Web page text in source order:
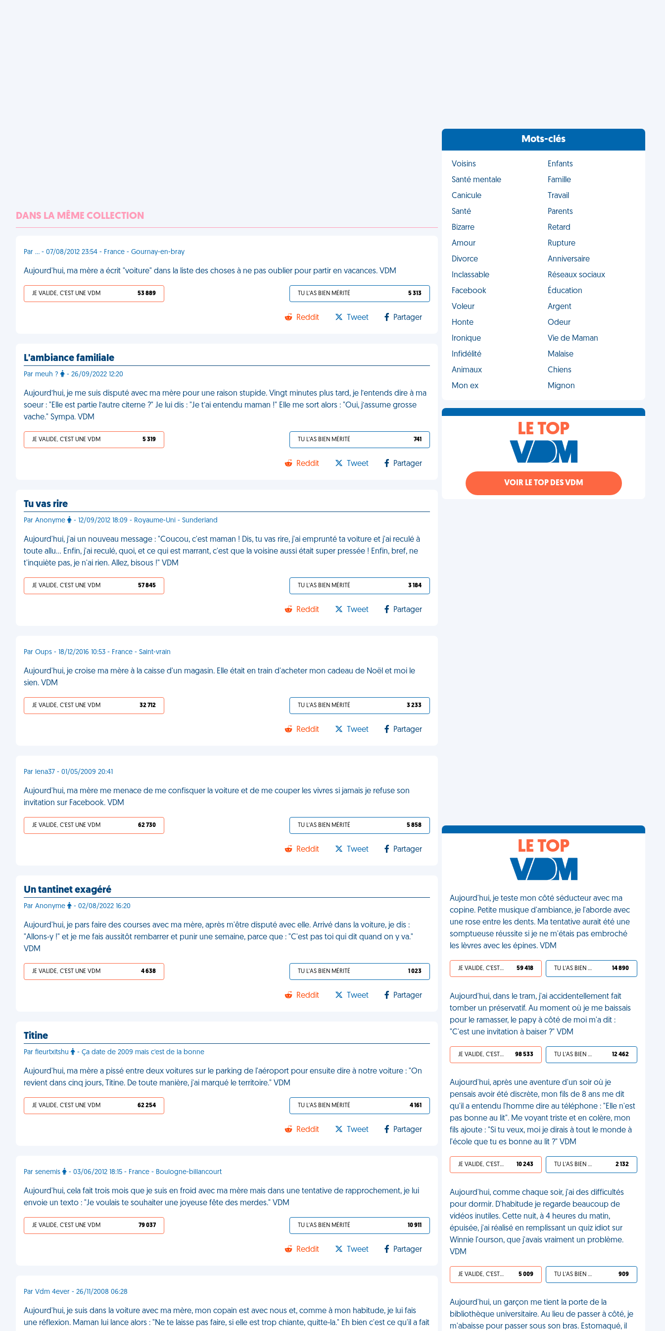
DANS LA MÊME COLLECTION
Par ... - 07/08/2012 23:54 - France - Gournay-en-bray
Aujourd'hui, ma mère a écrit "voiture" dans la liste des choses à ne pas oublier pour partir en vacances. VDM
JE VALIDE, C'EST UNE VDM 53 889 TU L'AS BIEN MÉRITÉ 5 313
Reddit Tweet Partager
L'ambiance familiale
Par meuh ? - 26/09/2022 12:20
Aujourd’hui, je me suis disputé avec ma mère pour une raison stupide. Vingt minutes plus tard, je l’entends dire à ma
soeur : "Elle est partie l’autre citerne ?" Je lui dis : "Je t’ai entendu maman !" Elle me sort alors : "Oui, j’assume grosse
vache." Sympa. VDM
JE VALIDE, C'EST UNE VDM 5 319 TU L'AS BIEN MÉRITÉ 741
Reddit Tweet Partager
Tu vas rire
Par Anonyme - 12/09/2012 18:09 - Royaume-Uni - Sunderland
Aujourd'hui, j'ai un nouveau message : "Coucou, c'est maman ! Dis, tu vas rire, j'ai emprunté ta voiture et j'ai reculé à
toute allu… Enfin, j'ai reculé, quoi, et ce qui est marrant, c'est que la voisine aussi était super pressée ! Enfin, bref, ne
t'inquiète pas, je n'ai rien. Allez, bisous !" VDM
JE VALIDE, C'EST UNE VDM 57 845 TU L'AS BIEN MÉRITÉ 3 184
Reddit Tweet Partager
Par Oups - 18/12/2016 10:53 - France - Saint-vrain
Aujourd'hui, je croise ma mère à la caisse d'un magasin. Elle était en train d'acheter mon cadeau de Noël et moi le
sien. VDM
JE VALIDE, C'EST UNE VDM 32 712 TU L'AS BIEN MÉRITÉ 3 233
Reddit Tweet Partager
Par lena37 - 01/05/2009 20:41
Aujourd'hui, ma mère me menace de me confisquer la voiture et de me couper les vivres si jamais je refuse son
invitation sur Facebook. VDM
JE VALIDE, C'EST UNE VDM 62 730 TU L'AS BIEN MÉRITÉ 5 858
Reddit Tweet Partager
Un tantinet exagéré
Par Anonyme - 02/08/2022 16:20
Aujourd'hui, je pars faire des courses avec ma mère, après m'être disputé avec elle. Arrivé dans la voiture, je dis :
"Allons-y !" et je me fais aussitôt rembarrer et punir une semaine, parce que : "C'est pas toi qui dit quand on y va."
VDM
JE VALIDE, C'EST UNE VDM 4 638 TU L'AS BIEN MÉRITÉ 1 023
Reddit Tweet Partager
Titine
Par fleurtxitshu - Ça date de 2009 mais c'est de la bonne
Aujourd'hui, ma mère a pissé entre deux voitures sur le parking de l'aéroport pour ensuite dire à notre voiture : "On
revient dans cinq jours, Titine. De toute manière, j'ai marqué le territoire." VDM
JE VALIDE, C'EST UNE VDM 62 254 TU L'AS BIEN MÉRITÉ 4 161
Reddit Tweet Partager
Par senemis - 03/06/2012 18:15 - France - Boulogne-billancourt
Aujourd'hui, cela fait trois mois que je suis en froid avec ma mère mais dans une tentative de rapprochement, je lui
envoie un texto : "Je voulais te souhaiter une joyeuse fête des merdes." VDM
JE VALIDE, C'EST UNE VDM 79 037 TU L'AS BIEN MÉRITÉ 10 911
Reddit Tweet Partager
Par Vdm 4ever - 26/11/2008 06:28
Aujourd'hui, je suis dans la voiture avec ma mère, mon copain est avec nous et, comme à mon habitude, je lui fais
une réflexion. Maman lui lance alors : "Ne te laisse pas faire, si elle est trop chiante, quitte-la." Eh bien c'est ce qu'il a fait
Mots-clés
Voisins
Enfants
Santé mentale
Famille
Canicule
Travail
Santé
Parents
Bizarre
Retard
Amour
Rupture
Divorce
Anniversaire
Inclassable
Réseaux sociaux
Facebook
Éducation
Voleur
Argent
Honte
Odeur
Ironique
Vie de Maman
Infidélité
Malaise
Animaux
Chiens
Mon ex
Mignon
LE TOP
VOIR LE TOP DES VDM
LE TOP
Aujourd'hui, je teste mon côté séducteur avec ma
copine. Petite musique d'ambiance, je l'aborde avec
une rose entre les dents. Ma tentative aurait été une
somptueuse réussite si je ne m'étais pas embroché
les lèvres avec les épines. VDM
JE VALIDE, C'EST UNE VDM 59 418 TU L'AS BIEN MÉRITÉ 14 890
Aujourd'hui, dans le tram, j'ai accidentellement fait
tomber un préservatif. Au moment où je me baissais
pour le ramasser, le papy à côté de moi m'a dit :
"C'est une invitation à baiser ?" VDM
JE VALIDE, C'EST UNE VDM 98 533 TU L'AS BIEN MÉRITÉ 12 462
Aujourd'hui, après une aventure d'un soir où je
pensais avoir été discrète, mon fils de 8 ans me dit
qu'il a entendu l'homme dire au téléphone : "Elle n'est
pas bonne au lit". Me voyant triste et en colère, mon
fils ajoute : "Si tu veux, moi je dirais à tout le monde à
l'école que tu es bonne au lit ?" VDM
JE VALIDE, C'EST UNE VDM 10 243 TU L'AS BIEN MÉRITÉ 2 132
Aujourd'hui, comme chaque soir, j'ai des difficultés
pour dormir. D'habitude je regarde beaucoup de
vidéos inutiles. Cette nuit, à 4 heures du matin,
épuisée, j'ai réalisé en remplissant un quiz idiot sur
Winnie l'ourson, que j'avais vraiment un problème.
VDM
JE VALIDE, C'EST UNE VDM 5 009 TU L'AS BIEN MÉRITÉ 909
Aujourd'hui, un garçon me tient la porte de la
bibliothèque universitaire. Au lieu de passer à côté, je
m'abaisse pour passer sous son bras. Estomaqué, il